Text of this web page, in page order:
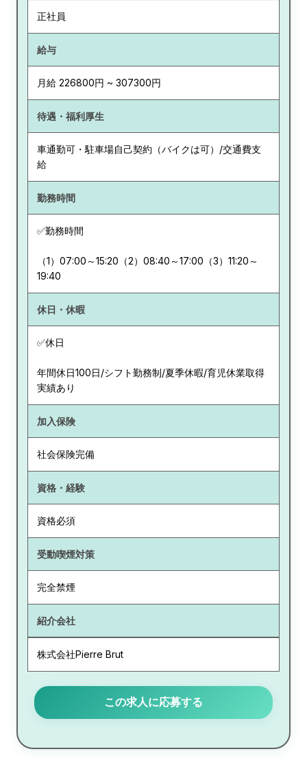
正社員
給与
月給 226800円 ~ 307300円
待遇・福利厚生
車通勤可・駐車場自己契約（バイクは可）/交通費支
給
勤務時間
✅勤務時間
（1）07:00～15:20（2）08:40～17:00（3）11:20～
19:40
休日・休暇
✅休日
年間休日100日/シフト勤務制/夏季休暇/育児休業取得
実績あり
加入保険
社会保険完備
資格・経験
資格必須
受動喫煙対策
完全禁煙
紹介会社
株式会社Pierre Brut
この求人に応募する